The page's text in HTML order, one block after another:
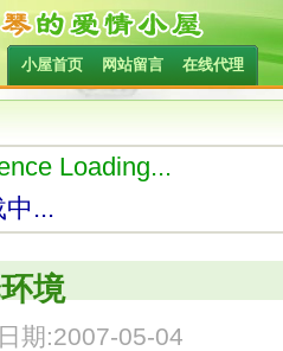
小屋首页 网站留言 在线代理
Loading...
中...
境
期:2007-05-04